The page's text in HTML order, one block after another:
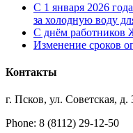
С 1 января 2026
за холодную воду
С днём
Изменение сроков
Контакты
г. Псков, ул. Советская, д.
Phone: 8 (8112) 29-12-50